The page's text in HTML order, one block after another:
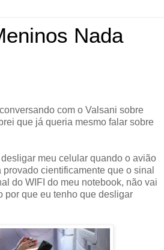
Nada
com o Valsani sobre
que já queria mesmo falar sobre
meu celular quando o avião
cientificamente que o sinal
do WIFI do meu notebook, não vai
por que eu tenho que desligar